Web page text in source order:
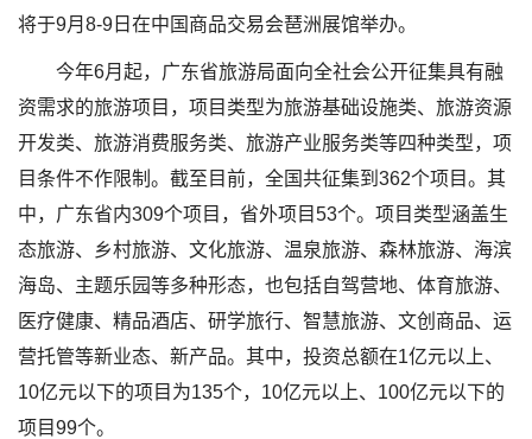
将于9月8-9日在中国商品交易会琶洲展馆举办。
今年6月起，广东省旅游局面向全社会公开征集具有融
资需求的旅游项目，项目类型为旅游基础设施类、旅游资源
开发类、旅游消费服务类、旅游产业服务类等四种类型，项
目条件不作限制。截至目前，全国共征集到362个项目。其
中，广东省内309个项目，省外项目53个。项目类型涵盖生
态旅游、乡村旅游、文化旅游、温泉旅游、森林旅游、海滨
海岛、主题乐园等多种形态，也包括自驾营地、体育旅游、
医疗健康、精品酒店、研学旅行、智慧旅游、文创商品、运
营托管等新业态、新产品。其中，投资总额在1亿元以上、
10亿元以下的项目为135个，10亿元以上、100亿元以下的
项目99个。